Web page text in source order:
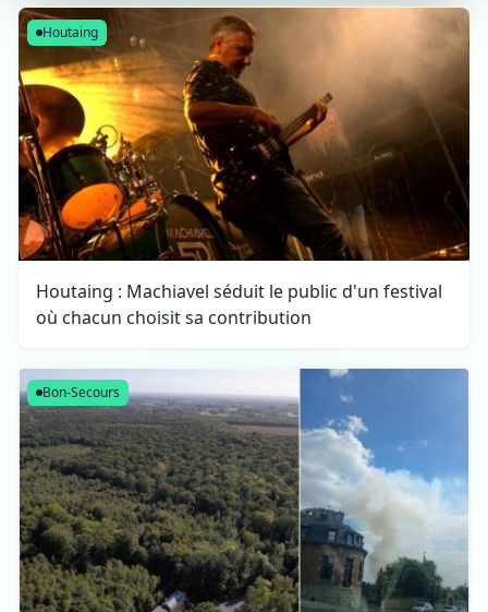
Houtaing
Houtaing : Machiavel séduit le public d'un festival
où chacun choisit sa contribution
Bon-Secours